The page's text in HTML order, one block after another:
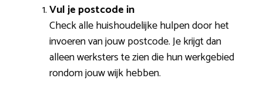
Vul je postcode in
Check alle huishoudelijke hulpen door het
invoeren van jouw postcode. Je krijgt dan
alleen werksters te zien die hun werkgebied
rondom jouw wijk hebben.